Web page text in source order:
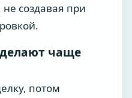
создавая при
чаще
потом